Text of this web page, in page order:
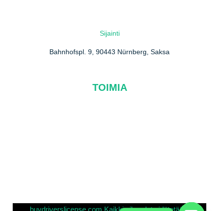
TOIMIA
Sijainti
Bahnhofspl. 9, 90443 Nürnberg, Saksa
buydriverslicense.com Kaikki oikeudet pidätetään.